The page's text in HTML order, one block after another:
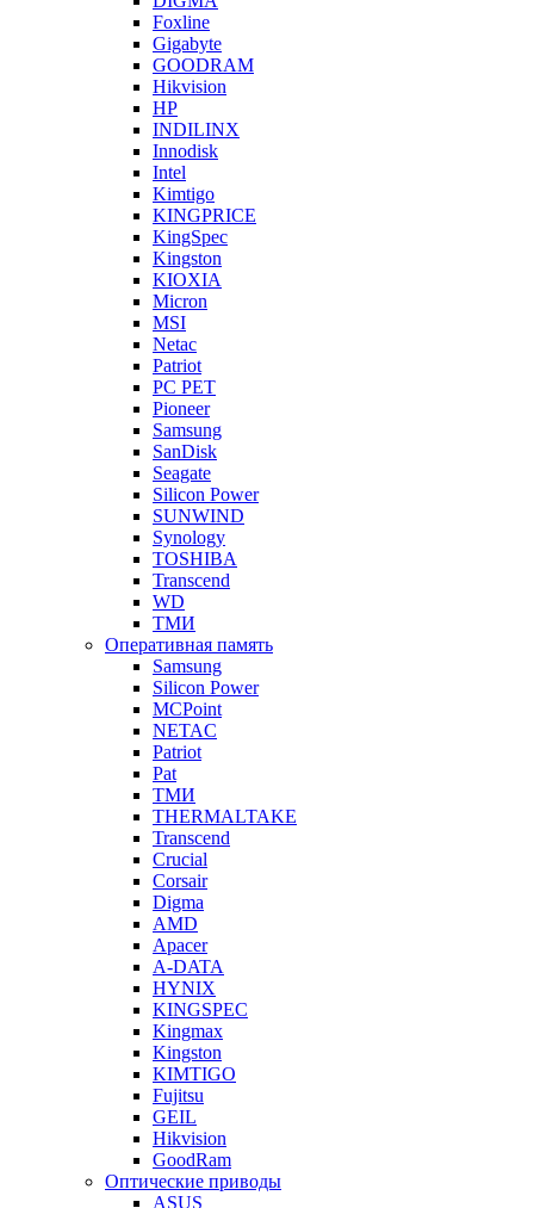
Foxline
Gigabyte
GOODRAM
Hikvision
HP
INDILINX
Innodisk
Intel
Kimtigo
KINGPRICE
KingSpec
Kingston
KIOXIA
Micron
MSI
Netac
Patriot
PC PET
Pioneer
Samsung
SanDisk
Seagate
Silicon Power
SUNWIND
Synology
TOSHIBA
Transcend
WD
ТМИ
Оперативная память
Samsung
Silicon Power
MCPoint
NETAC
Patriot
Pat
ТМИ
THERMALTAKE
Transcend
Crucial
Corsair
Digma
AMD
Apacer
A-DATA
HYNIX
KINGSPEC
Kingmax
Kingston
KIMTIGO
Fujitsu
GEIL
Hikvision
GoodRam
Оптические приводы
ASUS